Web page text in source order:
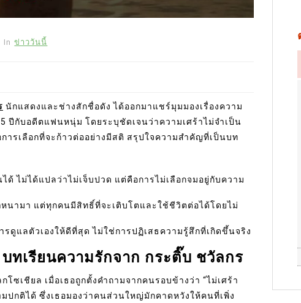
In ข่าววันนี้
นักแสดงและช่างสักชื่อดัง ได้ออกมาแชร์มุมมองเรื่องความ
ปีกับอดีตแฟนหนุ่ม โดยระบุชัดเจนว่าความเศร้าไม่จำเป็น
ารเลือกที่จะก้าวต่ออย่างมีสติ สรุปใจความสำคัญที่เป็นบท
ด้ ไม่ได้แปลว่าไม่เจ็บปวด แต่คือการไม่เลือกจมอยู่กับความ
นามา แต่ทุกคนมีสิทธิ์ที่จะเติบโตและใช้ชีวิตต่อได้โดยไม่
ดูแลตัวเองให้ดีที่สุด ไม่ใช่การปฏิเสธความรู้สึกที่เกิดขึ้นจริง
ทเรียนความรักจาก กระติ๊บ ชวัลกร
ซเชียล เมื่อเธอถูกตั้งคำถามจากคนรอบข้างว่า “ไม่เศร้า
มปกติได้ ซึ่งเธอมองว่าคนส่วนใหญ่มักคาดหวังให้คนที่เพิ่ง